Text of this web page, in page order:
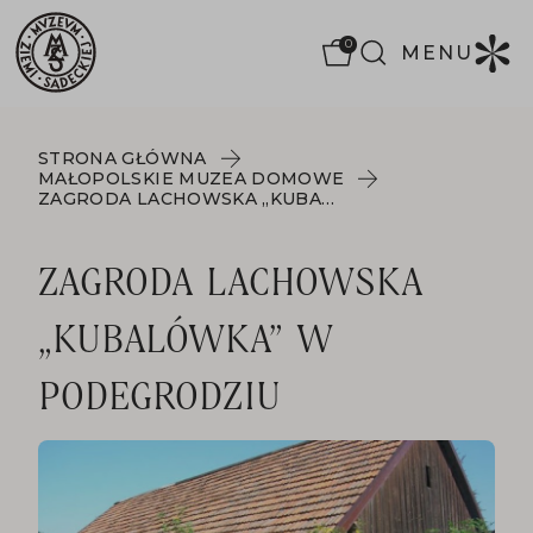
0 MENU
STRONA GŁÓWNA
MAŁOPOLSKIE MUZEA DOMOWE
ZAGRODA LACHOWSKA „KUBALÓWKA” W PODEGRODZIU
ZAGRODA LACHOWSKA
„KUBALÓWKA” W
PODEGRODZIU